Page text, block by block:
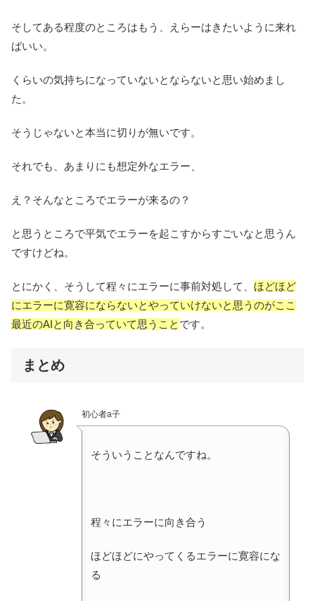
そしてある程度のところはもう、えらーはきたいように来れ
ばいい。
くらいの気持ちになっていないとならないと思い始めまし
た。
そうじゃないと本当に切りが無いです。
それでも、あまりにも想定外なエラー、
え？そんなところでエラーが来るの？
と思うところで平気でエラーを起こすからすごいなと思うん
ですけどね。
とにかく、そうして程々にエラーに事前対処して、 ほどほど
にエラーに寛容にならないとやっていけないと思うのがここ
最近のAIと向き合っていて思うこと です。
まとめ
初心者a子
そういうことなんですね。
程々にエラーに向き合う
ほどほどにやってくるエラーに寛容にな
る